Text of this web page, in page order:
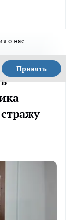
о нас
Принять